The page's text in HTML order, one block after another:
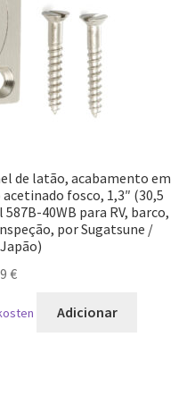
de latão, acabamento em
fosco, 1,3″ (30,5
40WB para RV, barco,
por Sugatsune /
€
Adicionar